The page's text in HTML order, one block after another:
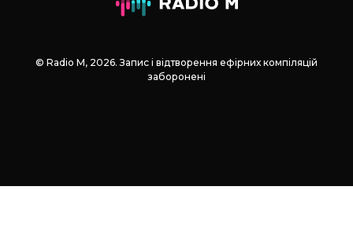
© Radio М, 2026. Запис і відтворення ефірних компіляцій
заборонені